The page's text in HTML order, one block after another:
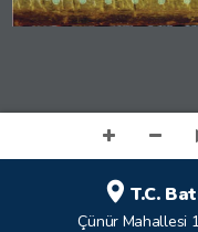
T.C.
Çünür Mahallesi